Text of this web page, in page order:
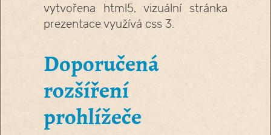
vytvořena html5, vizuální stránka
prezentace využívá css 3.
Doporučená
rozšíření
prohlížeče